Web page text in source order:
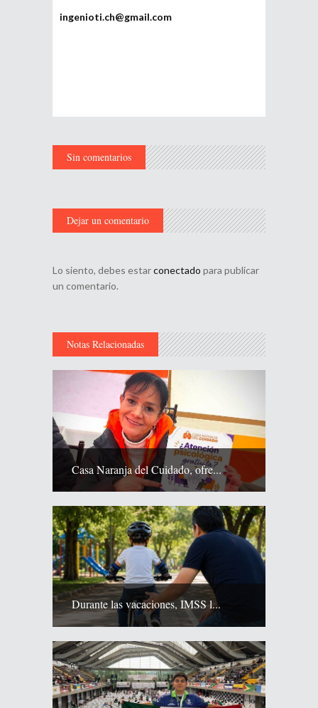
ingenioti.ch@gmail.com
Sin comentarios
Dejar un comentario
Lo siento, debes estarconectado para publicar
un comentario.
Notas Relacionadas
Casa Naranja del Cuidado, ofre...
Durante las vacaciones, IMSS l...